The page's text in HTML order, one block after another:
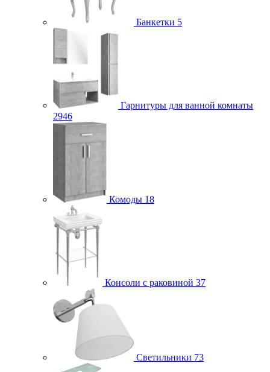
Банкетки 5
Гарнитуры для ванной комнаты
2946
Комоды 18
Консоли с раковиной 37
Светильники 73